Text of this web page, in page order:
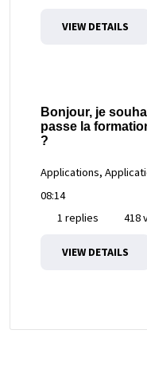
VIEW DETAILS
Bonjour, je
passe la
?
Applications,
08:14
1 replies
418
VIEW DETAILS